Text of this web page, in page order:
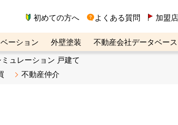
初めての方へ よくある質問 加盟
ーション 外壁塗装
不動産会社データベース
産売却ご相談デスク
ミュレーション 戸建て
不動産仲介